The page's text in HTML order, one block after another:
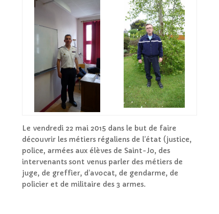
Le vendredi 22 mai 2015 dans le but de faire
découvrir les métiers régaliens de l’état (justice,
police, armées aux élèves de Saint-Jo, des
intervenants sont venus parler des métiers de
juge, de greffier, d’avocat, de gendarme, de
policier et de militaire des 3 armes.